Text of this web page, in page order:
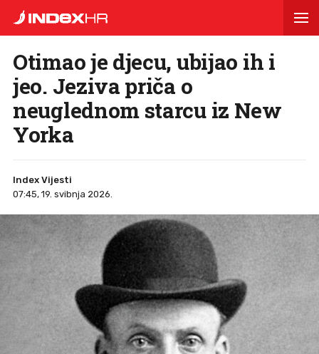
Otimao je djecu, ubijao ih i
jeo. Jeziva priča o
neuglednom starcu iz New
Yorka
Index Vijesti
07:45, 19. svibnja 2026.